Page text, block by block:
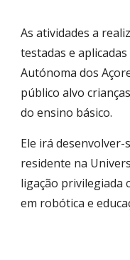
As atividades a
testadas e
Autónoma dos
público alvo
do ensino básico.
Ele irá
residente na
ligação privilegiada
em robótica e